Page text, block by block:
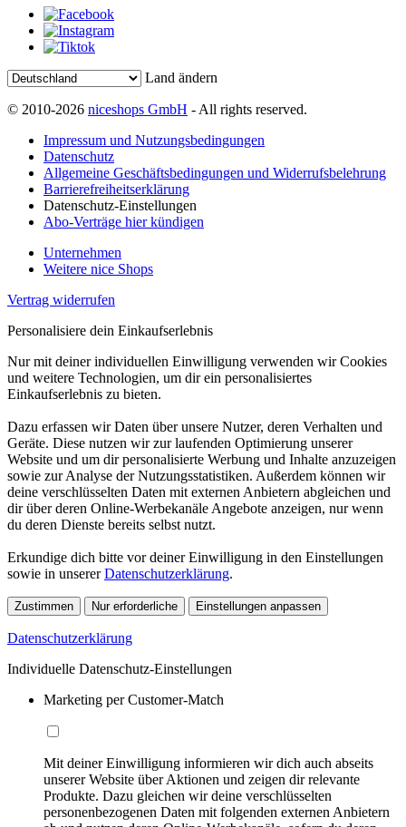
Land ändern
© 2010-2026 niceshops GmbH - All rights reserved.
Impressum und Nutzungsbedingungen
Datenschutz
Allgemeine Geschäftsbedingungen und Widerrufsbelehrung
Barrierefreiheitserklärung
Datenschutz-Einstellungen
Abo-Verträge hier kündigen
Unternehmen
Weitere nice Shops
Vertrag widerrufen
Personalisiere dein Einkaufserlebnis
Nur mit deiner individuellen Einwilligung verwenden wir Cookies
und weitere Technologien, um dir ein personalisiertes
Einkaufserlebnis zu bieten.
Dazu erfassen wir Daten über unsere Nutzer, deren Verhalten und
Geräte. Diese nutzen wir zur laufenden Optimierung unserer
Website und um dir personalisierte Werbung und Inhalte anzuzeigen
sowie zur Analyse der Nutzungsstatistiken. Außerdem können wir
deine verschlüsselten Daten mit externen Anbietern abgleichen und
dir über deren Online-Werbekanäle Angebote anzeigen, nur wenn
du deren Dienste bereits selbst nutzt.
Erkundige dich bitte vor deiner Einwilligung in den Einstellungen
sowie in unsererDatenschutzerklärung.
Zustimmen Nur erforderliche Einstellungen anpassen
Datenschutzerklärung
Individuelle Datenschutz-Einstellungen
Marketing per Customer-Match
Mit deiner Einwilligung informieren wir dich auch abseits
unserer Website über Aktionen und zeigen dir relevante
Produkte. Dazu gleichen wir deine verschlüsselten
personenbezogenen Daten mit folgenden externen Anbietern